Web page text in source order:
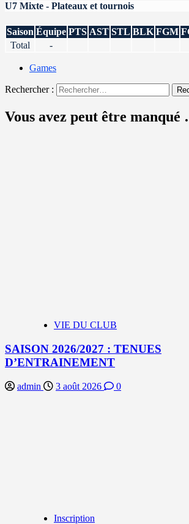
U7 Mixte - Plateaux et tournois
Saison Équipe PTS AST STL BLK FGM
Total
-
Games
Rechercher :
Vous avez peut être manqué
VIE DU CLUB
SAISON 2026/2027 : TENUES
D’ENTRAINEMENT
admin 3 août 2026 0
Inscription